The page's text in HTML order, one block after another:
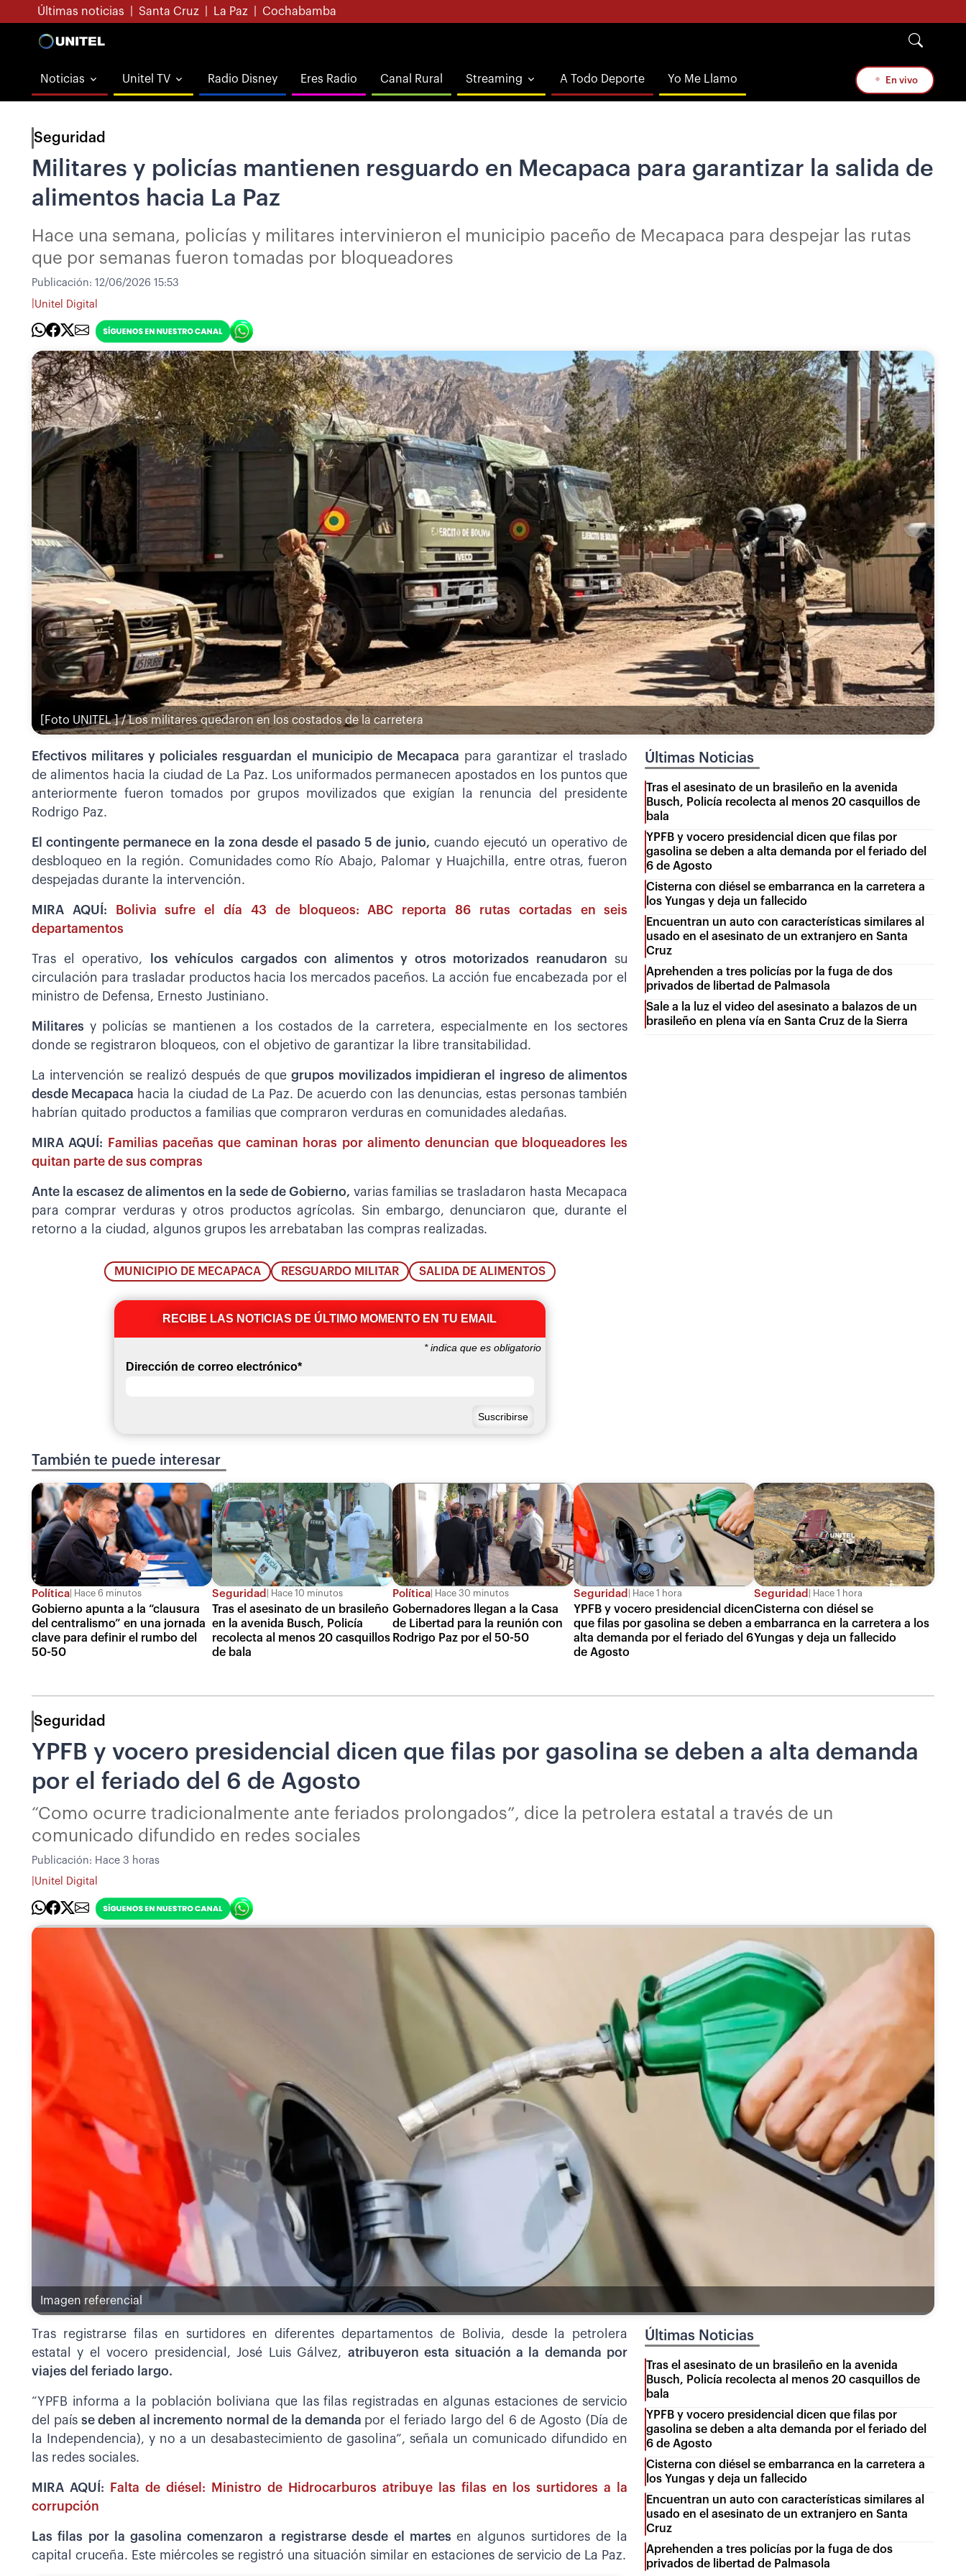
Últimas noticias Santa Cruz La Paz Cochabamba
Noticias Unitel TV Radio Disney Eres Radio Canal Rural Streaming A Todo Deporte Yo Me Llamo En vivo
Seguridad
Militares y policías mantienen resguardo en Mecapaca para garantizar la salida de
alimentos hacia La Paz
Hace una semana, policías y militares intervinieron el municipio paceño de Mecapaca para despejar las rutas
que por semanas fueron tomadas por bloqueadores
Publicación: 12/06/2026 15:53
Unitel Digital
[Foto UNITEL ] / Los militares quedaron en los costados de la carretera
Efectivos militares y policiales resguardan el municipio de Mecapaca para garantizar el traslado
de alimentos hacia la ciudad de La Paz. Los uniformados permanecen apostados en los puntos que
anteriormente fueron tomados por grupos movilizados que exigían la renuncia del presidente
Rodrigo Paz.
El contingente permanece en la zona desde el pasado 5 de junio, cuando ejecutó un operativo de
desbloqueo en la región. Comunidades como Río Abajo, Palomar y Huajchilla, entre otras, fueron
despejadas durante la intervención.
MIRA AQUÍ:
Bolivia sufre el día 43 de bloqueos: ABC reporta 86 rutas cortadas en seis
departamentos
Tras el operativo, los vehículos cargados con alimentos y otros motorizados reanudaron su
circulación para trasladar productos hacia los mercados paceños. La acción fue encabezada por el
ministro de Defensa, Ernesto Justiniano.
M ilitares y policías se mantienen a los costados de la carretera, especialmente en los sectores
donde se registraron bloqueos, con el objetivo de garantizar la libre transitabilidad.
La intervención se realizó después de quegrupos movilizados impidieran el ingreso de alimentos
desde Mecapaca hacia la ciudad de La Paz. De acuerdo con las denuncias, estas personas también
habrían quitado productos a familias que compraron verduras en comunidades aledañas.
MIRA AQUÍ:
Familias paceñas que caminan horas por alimento denuncian que bloqueadores les
quitan parte de sus compras
Ante la escasez de alimentos en la sede de Gobierno, varias familias se trasladaron hasta Mecapaca
para comprar verduras y otros productos agrícolas. Sin embargo, denunciaron que, durante el
retorno a la ciudad, algunos grupos les arrebataban las compras realizadas.
MUNICIPIO DE MECAPACA RESGUARDO MILITAR SALIDA DE ALIMENTOS
RECIBE LAS NOTICIAS DE ÚLTIMO MOMENTO EN TU EMAIL
*indica que es obligatorio
Dirección de correo electrónico*
Últimas Noticias
Tras el asesinato de un brasileño en la avenida
Busch, Policía recolecta al menos 20 casquillos de
bala
YPFB y vocero presidencial dicen que filas por
gasolina se deben a alta demanda por el feriado del
6 de Agosto
Cisterna con diésel se embarranca en la carretera a
los Yungas y deja un fallecido
Encuentran un auto con características similares al
usado en el asesinato de un extranjero en Santa
Cruz
Aprehenden a tres policías por la fuga de dos
privados de libertad de Palmasola
Sale a la luz el video del asesinato a balazos de un
brasileño en plena vía en Santa Cruz de la Sierra
También te puede interesar
Política Hace 6 minutos
Gobierno apunta a la “clausura
del centralismo” en una jornada
clave para definir el rumbo del
50-50
Seguridad Hace 10 minutos
Tras el asesinato de un brasileño
en la avenida Busch, Policía
recolecta al menos 20 casquillos
de bala
Política Hace 30 minutos
Gobernadores llegan a la Casa
de Libertad para la reunión con
Rodrigo Paz por el 50-50
Seguridad Hace 1 hora
YPFB y vocero presidencial dicen
que filas por gasolina se deben a
alta demanda por el feriado del 6
de Agosto
Seguridad Hace 1 hora
Cisterna con diésel se
embarranca en la carretera a los
Yungas y deja un fallecido
Seguridad
YPFB y vocero presidencial dicen que filas por gasolina se deben a alta demanda
por el feriado del 6 de Agosto
“Como ocurre tradicionalmente ante feriados prolongados”, dice la petrolera estatal a través de un
comunicado difundido en redes sociales
Publicación: Hace 3 horas
Unitel Digital
Imagen referencial
Tras registrarse filas en surtidores en diferentes departamentos de Bolivia, desde la petrolera
estatal y el vocero presidencial, José Luis Gálvez, atribuyeron esta situación a la demanda por
viajes del feriado largo.
“YPFB informa a la población boliviana que las filas registradas en algunas estaciones de servicio
del país se deben al incremento normal de la demanda por el feriado largo del 6 de Agosto (Día de
la Independencia), y no a un desabastecimiento de gasolina”, señala un comunicado difundido en
las redes sociales.
MIRA AQUÍ:
Falta de diésel: Ministro de Hidrocarburos atribuye las filas en los surtidores a la
corrupción
Las filas por la gasolina comenzaron a registrarse desde el martesen algunos surtidores de la
capital cruceña. Este miércoles se registró una situación similar en estaciones de servicio de La Paz.
Últimas Noticias
Tras el asesinato de un brasileño en la avenida
Busch, Policía recolecta al menos 20 casquillos de
bala
YPFB y vocero presidencial dicen que filas por
gasolina se deben a alta demanda por el feriado del
6 de Agosto
Cisterna con diésel se embarranca en la carretera a
los Yungas y deja un fallecido
Encuentran un auto con características similares al
usado en el asesinato de un extranjero en Santa
Cruz
Aprehenden a tres policías por la fuga de dos
privados de libertad de Palmasola